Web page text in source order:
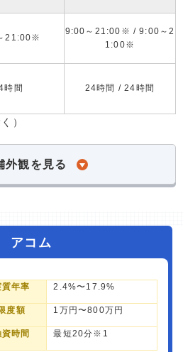
21:00※
9:00～21:00※ / 9:00～2
1:00※
時間 24時間 / 24時間
）
外観を見る
アコム
質年率 2.4%〜17.9%
度額 1万円〜800万円
資時間 最短20分※1